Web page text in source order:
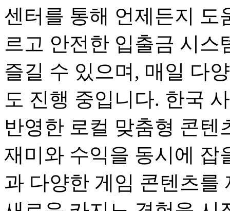
센터를 통해 언제든지 도
르고 안전한 입출금 시스
즐길 수 있으며, 매일 다
도 진행 중입니다. 한국
반영한 로컬 맞춤형 콘텐
재미와 수익을 동시에 잡
과 다양한 게임 콘텐츠를